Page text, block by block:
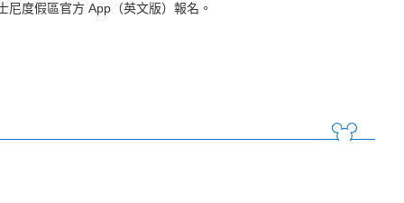
度假區官方 App（英文版）報名。